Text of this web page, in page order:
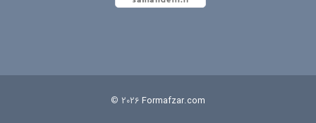
© 2026 Formafzar.com